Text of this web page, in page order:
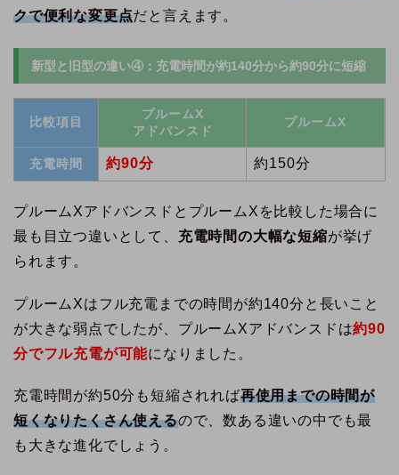
クで便利な変更点だと言えます。
新型と旧型の違い④：充電時間が約140分から約90分に短縮
比較項目
プルームX
アドバンスド
プルームX
充電時間 約90分 約150分
プルームXアドバンスドとプルームXを比較した場合に
最も目立つ違いとして、 充電時間の大幅な短縮が挙げ
られます。
プルームXはフル充電までの時間が約140分と長いこと
が大きな弱点でしたが、プルームXアドバンスドは約90
分でフル充電が可能になりました。
充電時間が約50分も短縮されれば再使用までの時間が
短くなりたくさん使えるので、数ある違いの中でも最
も大きな進化でしょう。